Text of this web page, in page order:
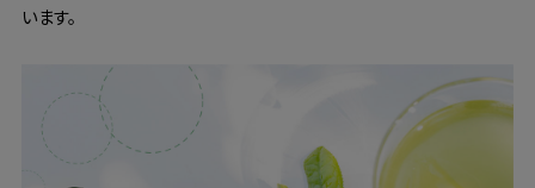
います。